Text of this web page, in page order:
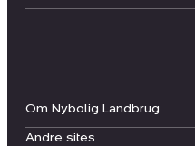
Om Nybolig Landbrug
Andre sites